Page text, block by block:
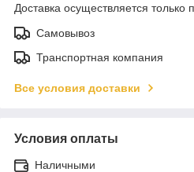
Доставка осуществляется только
Самовывоз
Транспортная компания
Все условия доставки
Условия оплаты
Наличными